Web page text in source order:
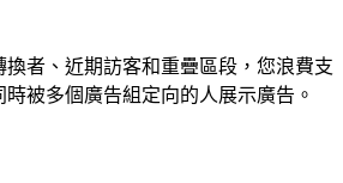
者、近期訪客和重疊區段，您浪費支
被多個廣告組定向的人展示廣告。